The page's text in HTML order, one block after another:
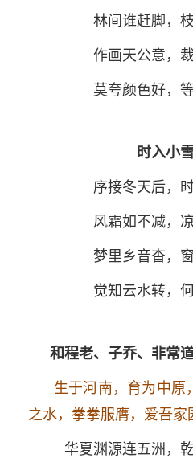
林间谁赶脚，
作画天公意，
莫夸颜色好，
时入小
序接冬天后，
风霜如不减，
梦里乡音杳，
觉知云水转，
和程老、子乔、非常
生于河南，育为中原
之水，拳拳服膺，爱吾家
华夏渊源连五洲，